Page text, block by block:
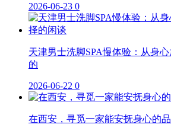
2026-06-23 0
天津男士洗脚SPA慢体验：从身
的
2026-06-22 0
在西安，寻觅一家能安抚身心的